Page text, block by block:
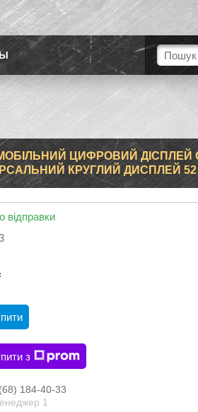
ЦИФРОВИЙ ДІСПЛЕЙ
КРУГЛИЙ ДИСПЛЕЙ
відправки
з
184-40-33
1